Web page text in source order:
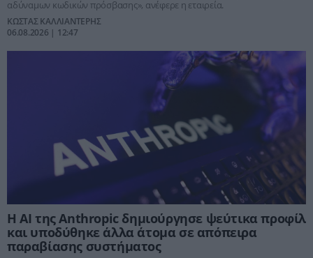
αδύναμων κωδικών πρόσβασης», ανέφερε η εταιρεία.
ΚΩΣΤΑΣ ΚΑΛΛΙΑΝΤΕΡΗΣ
06.08.2026 | 12:47
Η AI της Anthropic δημιούργησε ψεύτικα προφίλ
και υποδύθηκε άλλα άτομα σε απόπειρα
παραβίασης συστήματος